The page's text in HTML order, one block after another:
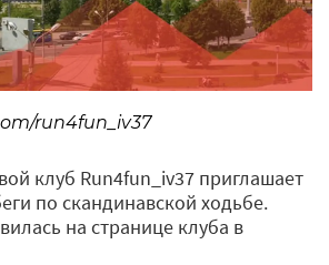
run4fun_iv37
клуб Run4fun_iv37 приглашает
по скандинавской ходьбе.
на странице клуба в